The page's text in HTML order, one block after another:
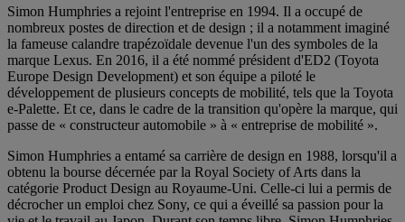
Simon Humphries a rejoint l'entreprise en 1994. Il a occupé de
nombreux postes de direction et de design ; il a notamment imaginé
la fameuse calandre trapézoïdale devenue l'un des symboles de la
marque Lexus. En 2016, il a été nommé président d'ED2 (Toyota
Europe Design Development) et son équipe a piloté le
développement de plusieurs concepts de mobilité, tels que la Toyota
e-Palette. Et ce, dans le cadre de la transition qu'opère la marque, qui
passe de « constructeur automobile » à « entreprise de mobilité ».
Simon Humphries a entamé sa carrière de design en 1988, lorsqu'il a
obtenu la bourse décernée par la Royal Society of Arts dans la
catégorie Product Design au Royaume-Uni. Celle-ci lui a permis de
décrocher un emploi chez Sony, ce qui a éveillé sa passion pour la